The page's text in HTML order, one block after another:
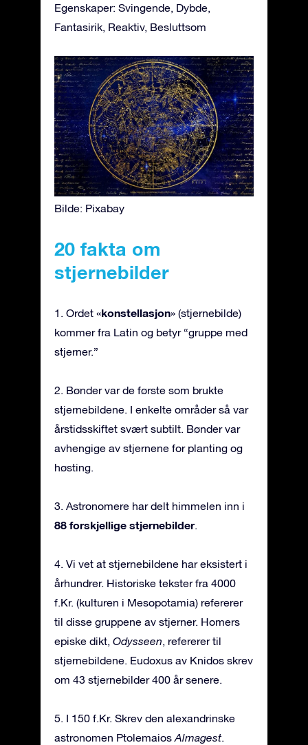
Egenskaper: Svingende, Dybde,
Fantasirik, Reaktiv, Besluttsom
Bilde: Pixabay
20 fakta om
stjernebilder
1. Ordet «konstellasjon» (stjernebilde)
kommer fra Latin og betyr “gruppe med
stjerner.”
2. Bønder var de første som brukte
stjernebildene. I enkelte områder så var
årstidsskiftet svært subtilt. Bønder var
avhengige av stjernene for planting og
høsting.
3. Astronomere har delt himmelen inn i
88 forskjellige stjernebilder.
4. Vi vet at stjernebildene har eksistert i
århundrer. Historiske tekster fra 4000
f.Kr. (kulturen i Mesopotamia) refererer
til disse gruppene av stjerner. Homers
episke dikt, Odysseen, refererer til
stjernebildene. Eudoxus av Knidos skrev
om 43 stjernebilder 400 år senere.
5. I 150 f.Kr. Skrev den alexandrinske
astronomen Ptolemaios Almagest.